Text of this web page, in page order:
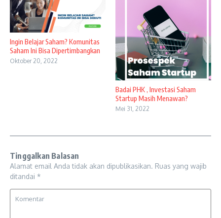
Ingin Belajar Saham? Komunitas
Saham Ini Bisa Dipertimbangkan
Oktober 20, 2022
Badai PHK , Investasi Saham
Startup Masih Menawan?
Mei 31, 2022
Tinggalkan Balasan
Alamat email Anda tidak akan dipublikasikan. Ruas yang wajib
ditandai *